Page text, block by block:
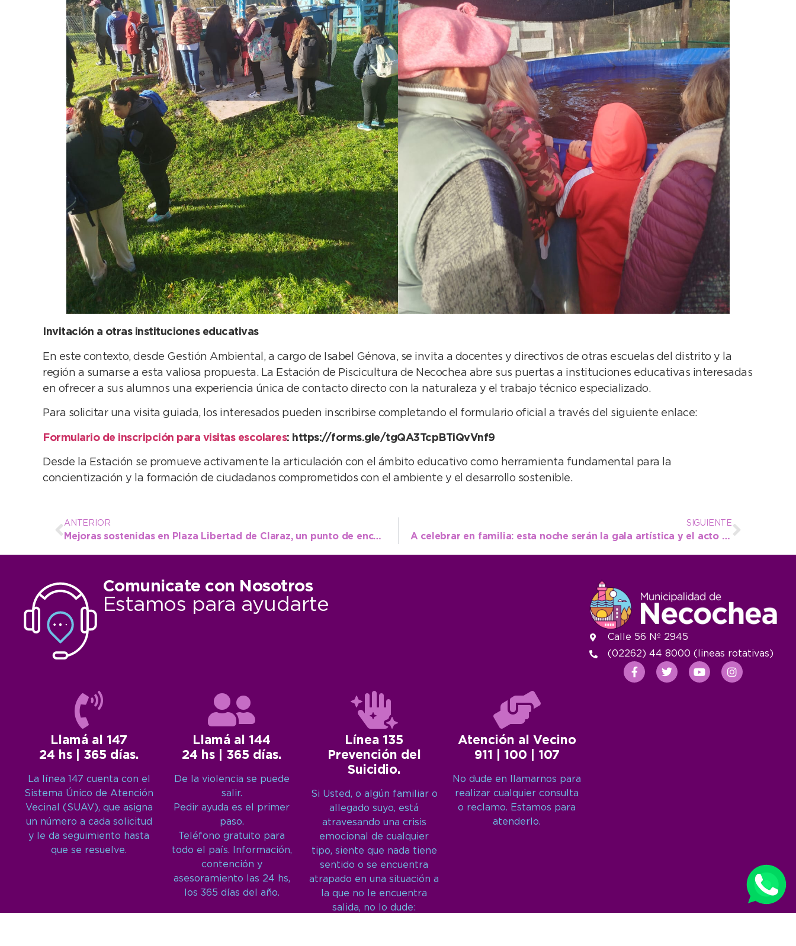
Invitación a otras instituciones educativas
En este contexto, desde Gestión Ambiental, a cargo de Isabel Génova, se invita a docentes y directivos de otras escuelas del distrito y la
región a sumarse a esta valiosa propuesta. La Estación de Piscicultura de Necochea abre sus puertas a instituciones educativas interesadas
en ofrecer a sus alumnos una experiencia única de contacto directo con la naturaleza y el trabajo técnico especializado.
Para solicitar una visita guiada, los interesados pueden inscribirse completando el formulario oficial a través del siguiente enlace:
Formulario de inscripción para visitas escolares: https://forms.gle/tgQA3TcpBTiQvVnf9
Desde la Estación se promueve activamente la articulación con el ámbito educativo como herramienta fundamental para la
concientización y la formación de ciudadanos comprometidos con el ambiente y el desarrollo sostenible.
ANTERIOR
Mejoras sostenidas en Plaza Libertad de Claraz, un punto de encuentro para los vecinos
SIGUIENTE
A celebrar en familia: esta noche serán la gala artística y el acto oficial del 25 de mayo
Comunicate con Nosotros
Estamos para ayudarte
Llamá al 147
24 hs | 365 días.
La línea 147 cuenta con el
Sistema Único de Atención
Vecinal (SUAV), que asigna
un número a cada solicitud
y le da seguimiento hasta
que se resuelve.
Llamá al 144
24 hs | 365 días.
De la violencia se puede
salir.
Pedir ayuda es el primer
paso.
Teléfono gratuito para
todo el país. Información,
contención y
asesoramiento las 24 hs,
los 365 días del año.
Línea 135
Prevención del
Suicidio.
Si Usted, o algún familiar o
allegado suyo, está
atravesando una crisis
emocional de cualquier
tipo, siente que nada tiene
sentido o se encuentra
atrapado en una situación a
la que no le encuentra
salida, no lo dude:
Atención al Vecino
911 | 100 | 107
No dude en llamarnos para
realizar cualquier consulta
o reclamo. Estamos para
atenderlo.
Calle 56 Nº 2945
(02262) 44 8000 (lineas rotativas)